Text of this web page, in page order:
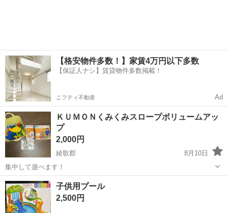
【格安物件多数！】家賃4万円以下多数
【保証人ナシ】賃貸物件多数掲載！
ニフティ不動産 Ad
ＫＵＭＯＮくみくみスロープボリュームアッ
プ
2,000円
綾歌郡
8月10日
集中して遊べます！
香川 綾歌郡 おもちゃ
子供用プール
2,500円